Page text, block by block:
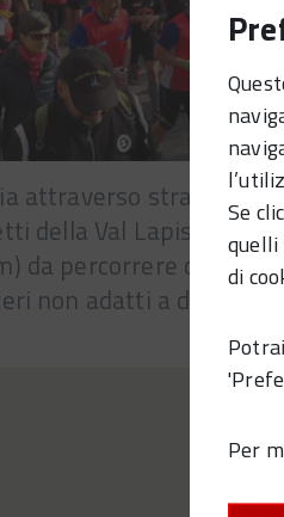
Se
quelli
di
Per
attraverso strade e
della Val Lapisina.
da percorrere
non adatti a disabili o